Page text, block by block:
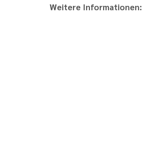
Weitere Informationen: